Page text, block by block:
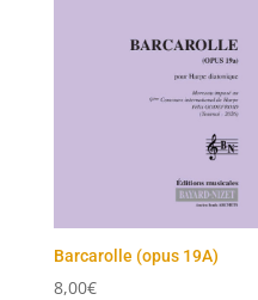
Barcarolle (opus 19A)
8,00€